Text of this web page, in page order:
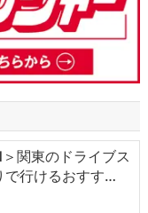
関東のドライブス
で行けるおすす…